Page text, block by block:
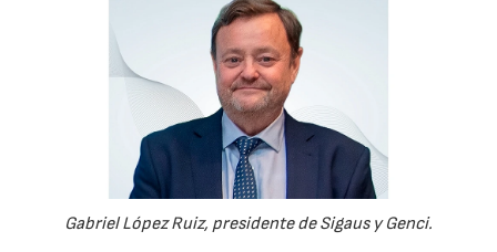
Gabriel López Ruiz, presidente de Sigaus y Genci.